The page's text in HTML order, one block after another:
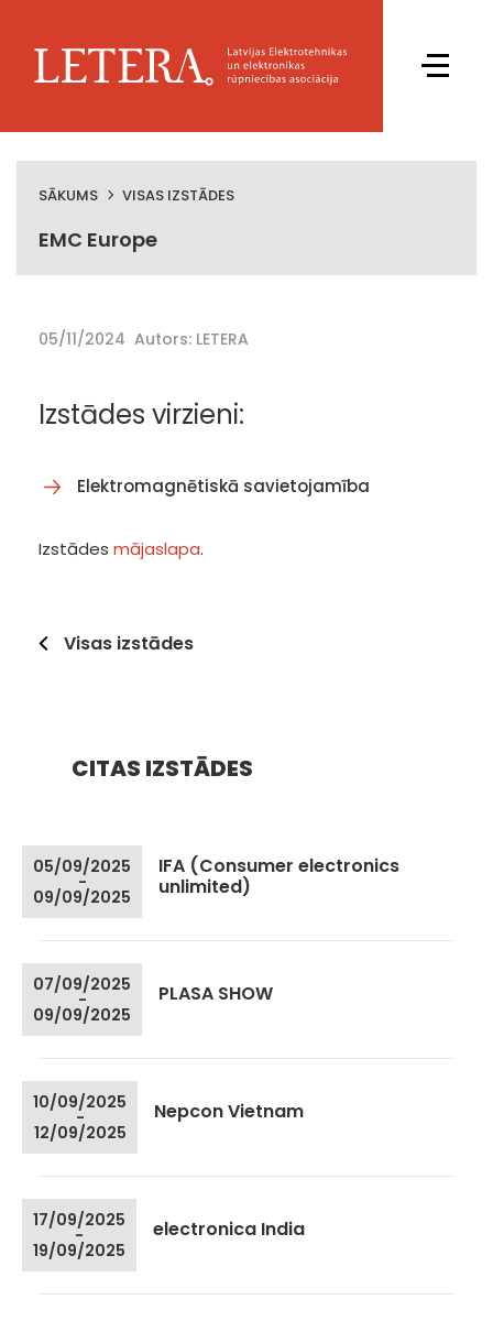
SĀKUMS VISAS IZSTĀDES
EMC Europe
05/11/2024 Autors: LETERA
Izstādes virzieni:
Elektromagnētiskā savietojamība
Izstādes mājaslapa.
Visas izstādes
CITAS IZSTĀDES
05/09/2025
-
09/09/2025
IFA (Consumer electronics
unlimited)
07/09/2025
-
09/09/2025
PLASA SHOW
10/09/2025
-
12/09/2025
Nepcon Vietnam
17/09/2025
-
19/09/2025
electronica India